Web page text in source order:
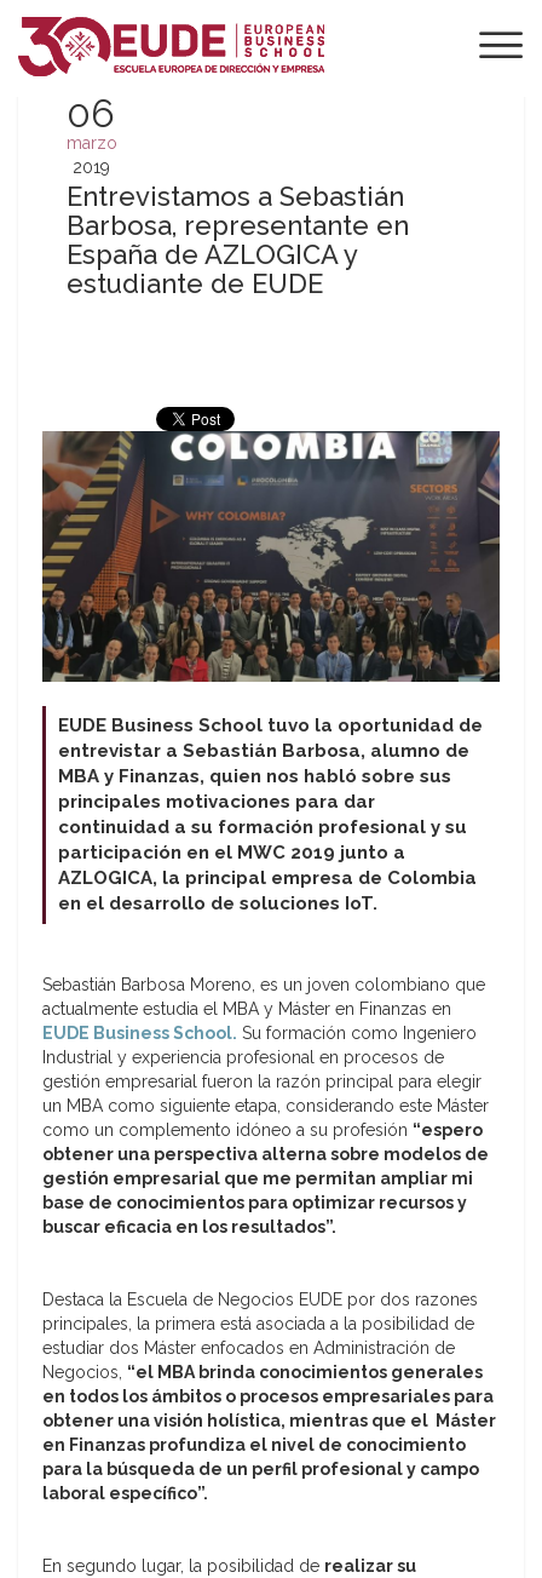
06
marzo
2019
Entrevistamos a Sebastián
Barbosa, representante en
España de AZLOGICA y
estudiante de EUDE
EUDE Business School tuvo la oportunidad de
entrevistar a Sebastián Barbosa, alumno de
MBA y Finanzas, quien nos habló sobre sus
principales motivaciones para dar
continuidad a su formación profesional y su
participación en el MWC 2019 junto a
AZLOGICA, la principal empresa de Colombia
en el desarrollo de soluciones IoT.
Sebastián Barbosa Moreno, es un joven colombiano que
actualmente estudia el MBA y Máster en Finanzas en
EUDE Business School. Su formación como Ingeniero
Industrial y experiencia profesional en procesos de
gestión empresarial fueron la razón principal para elegir
un MBA como siguiente etapa, considerando este Máster
como un complemento idóneo a su profesión “espero
obtener una perspectiva alterna sobre modelos de
gestión empresarial que me permitan ampliar mi
base de conocimientos para optimizar recursos y
buscar eficacia en los resultados”.
Destaca la Escuela de Negocios EUDE por dos razones
principales, la primera está asociada a la posibilidad de
estudiar dos Máster enfocados en Administración de
Negocios, “el MBA brinda conocimientos generales
en todos los ámbitos o procesos empresariales para
obtener una visión holística, mientras que el Máster
en Finanzas profundiza el nivel de conocimiento
para la búsqueda de un perfil profesional y campo
laboral específico”.
En segundo lugar, la posibilidad de realizar su